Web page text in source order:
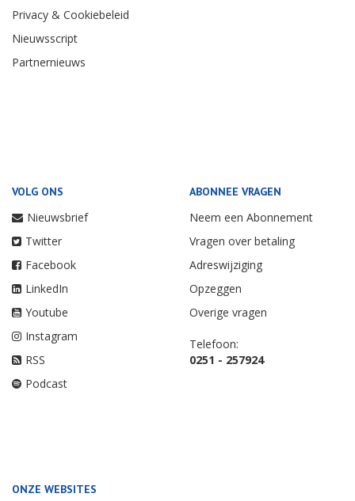
Privacy & Cookiebeleid
Nieuwsscript
Partnernieuws
VOLG ONS
Nieuwsbrief
Twitter
Facebook
LinkedIn
Youtube
Instagram
RSS
Podcast
ABONNEE VRAGEN
Neem een Abonnement
Vragen over betaling
Adreswijziging
Opzeggen
Overige vragen
Telefoon:
0251 - 257924
ONZE WEBSITES